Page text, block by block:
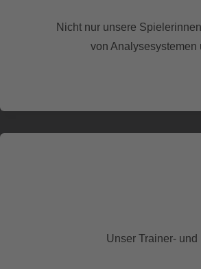
Nicht nur unsere
von
Unser Trainer-